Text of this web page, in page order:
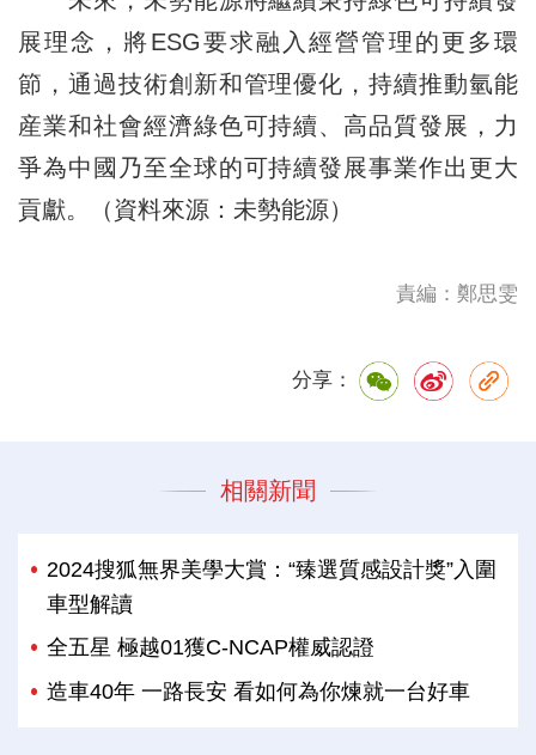
展理念，將ESG要求融入經營管理的更多環
節，通過技術創新和管理優化，持續推動氫能
産業和社會經濟綠色可持續、高品質發展，力
爭為中國乃至全球的可持續發展事業作出更大
貢獻。（資料來源：未勢能源）
責編：鄭思雯
分享：
相關新聞
2024搜狐無界美學大賞：“臻選質感設計獎”入圍
車型解讀
全五星 極越01獲C-NCAP權威認證
造車40年 一路長安 看如何為你煉就一台好車